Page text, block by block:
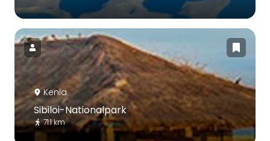
Kenia
Sibiloi-Nationalpark
71.1 km